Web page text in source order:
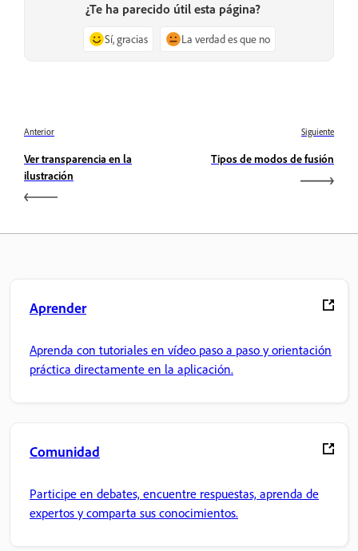
¿Te ha parecido útil esta página?
Sí, gracias La verdad es que no
Anterior
Ver transparencia en la
ilustración
Siguiente
Tipos de modos de fusión
Aprender
Aprenda con tutoriales en vídeo paso a paso y orientación
práctica directamente en la aplicación.
Comunidad
Participe en debates, encuentre respuestas, aprenda de
expertos y comparta sus conocimientos.